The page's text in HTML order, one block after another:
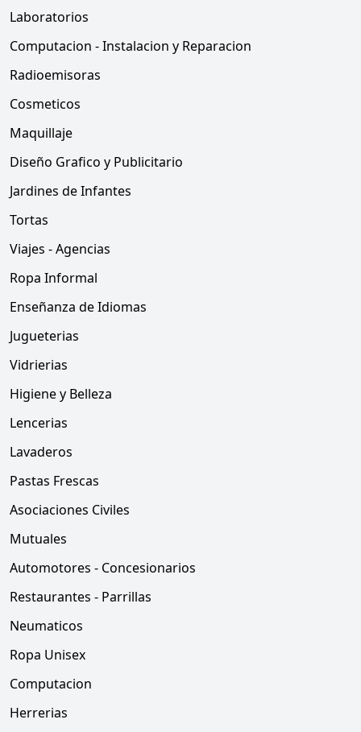
Laboratorios
Computacion - Instalacion y Reparacion
Radioemisoras
Cosmeticos
Maquillaje
Diseño Grafico y Publicitario
Jardines de Infantes
Tortas
Viajes - Agencias
Ropa Informal
Enseñanza de Idiomas
Jugueterias
Vidrierias
Higiene y Belleza
Lencerias
Lavaderos
Pastas Frescas
Asociaciones Civiles
Mutuales
Automotores - Concesionarios
Restaurantes - Parrillas
Neumaticos
Ropa Unisex
Computacion
Herrerias